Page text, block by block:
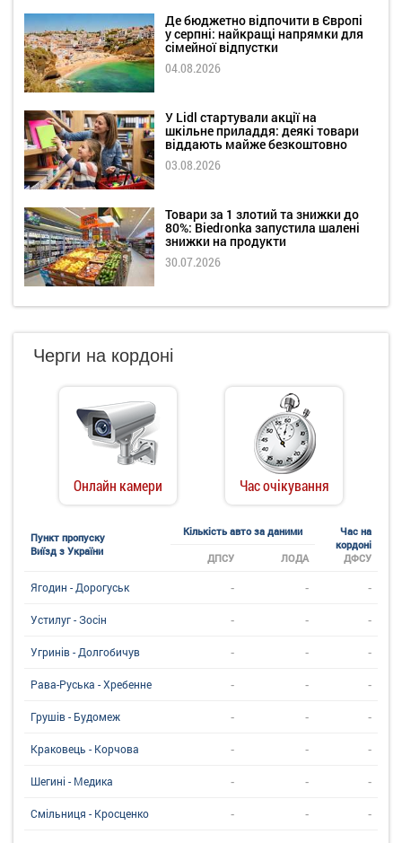
Де бюджетно відпочити в Європі
у серпні: найкращі напрямки для
сімейної відпустки
04.08.2026
У Lidl стартували акції на
шкільне приладдя: деякі товари
віддають майже безкоштовно
03.08.2026
Товари за 1 злотий та знижки до
80%: Biedronka запустила шалені
знижки на продукти
30.07.2026
Черги на кордоні
Онлайн камери Час очікування
Пункт пропуску
Виїзд з України
Кількість авто за даними
Час на
кордоні
ДФСУ
ДПСУ ЛОДА
Ягодин - Дорогуськ - - -
Устилуг - Зосін - - -
Угринiв - Долгобичув - - -
Рава-Руська - Хребенне - - -
Грушів - Будомеж - - -
Краковець - Корчова - - -
Шегині - Медика - - -
Смільниця - Кросценко - - -